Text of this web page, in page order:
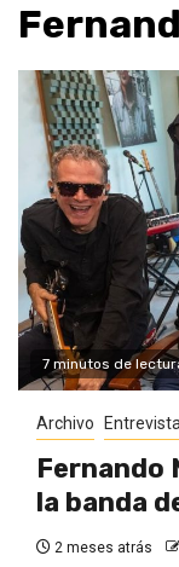
7 minutos de
Archivo
Fernando
la banda
2 meses atrás